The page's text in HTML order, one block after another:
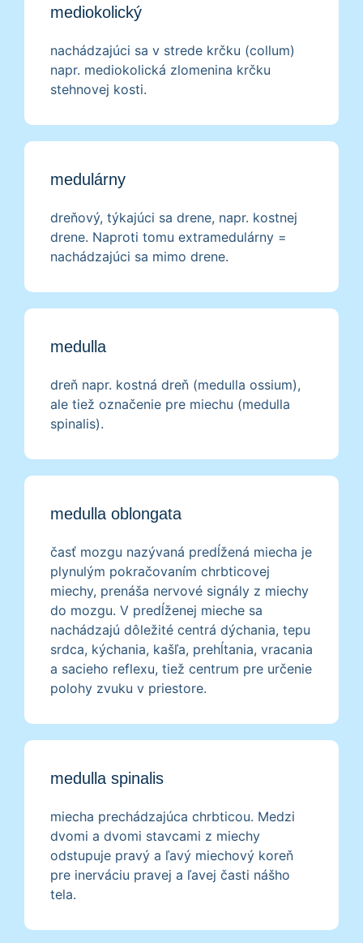
mediokolický
nachádzajúci sa v strede krčku (collum)
napr. mediokolická zlomenina krčku
stehnovej kosti.
medulárny
dreňový, týkajúci sa drene, napr. kostnej
drene. Naproti tomu extramedulárny =
nachádzajúci sa mimo drene.
medulla
dreň napr. kostná dreň (medulla ossium),
ale tiež označenie pre miechu (medulla
spinalis).
medulla oblongata
časť mozgu nazývaná predĺžená miecha je
plynulým pokračovaním chrbticovej
miechy, prenáša nervové signály z miechy
do mozgu. V predĺženej mieche sa
nachádzajú dôležité centrá dýchania, tepu
srdca, kýchania, kašľa, prehĺtania, vracania
a sacieho reflexu, tiež centrum pre určenie
polohy zvuku v priestore.
medulla spinalis
miecha prechádzajúca chrbticou. Medzi
dvomi a dvomi stavcami z miechy
odstupuje pravý a ľavý miechový koreň
pre inerváciu pravej a ľavej časti nášho
tela.